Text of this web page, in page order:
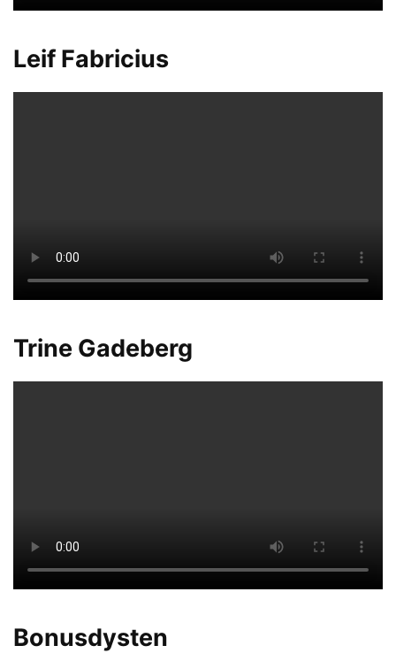
Leif Fabricius
Trine Gadeberg
Bonusdysten